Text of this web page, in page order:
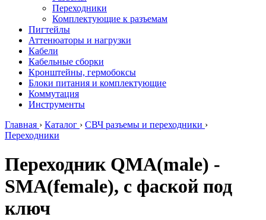
Переходники
Комплектующие к разъемам
Пигтейлы
Аттенюаторы и нагрузки
Кабели
Кабельные сборки
Кронштейны, гермобоксы
Блоки питания и комплектующие
Коммутация
Инструменты
Главная › Каталог › СВЧ разъемы и переходники ›
Переходники
Переходник QMA(male) -
SMA(female), с фаской под
ключ